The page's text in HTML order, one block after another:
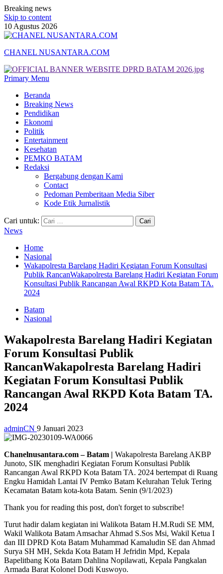
Breaking news
Skip to content
10 Agustus 2026
CHANEL NUSANTARA.COM
Primary Menu
Beranda
Breaking News
Pendidikan
Ekonomi
Politik
Entertainment
Kesehatan
PEMKO BATAM
Redaksi
Bergabung dengan Kami
Contact
Pedoman Pemberitaan Media Siber
Kode Etik Jurnalistik
Cari untuk:
News
Home
Nasional
Wakapolresta Barelang Hadiri Kegiatan Forum Konsultasi
Publik RancanWakapolresta Barelang Hadiri Kegiatan Forum
Konsultasi Publik Rancangan Awal RKPD Kota Batam TA.
2024
Batam
Nasional
Wakapolresta Barelang Hadiri Kegiatan
Forum Konsultasi Publik
RancanWakapolresta Barelang Hadiri
Kegiatan Forum Konsultasi Publik
Rancangan Awal RKPD Kota Batam TA.
2024
adminCN 9 Januari 2023
Chanelnusantara.com – Batam | Wakapolresta Barelang AKBP
Junoto, SIK menghadiri Kegiatan Forum Konsultasi Publik
Rancangan Awal RKPD Kota Batam TA. 2024 bertempat di Ruang
Engku Hamidah Lantai IV Pemko Batam Kelurahan Teluk Tering
Kecamatan Batam kota-kota Batam. Senin (9/1/2023)
Thank you for reading this post, don't forget to subscribe!
Turut hadir dalam kegiatan ini Walikota Batam H.M.Rudi SE MM,
Wakil Walikota Batam Amsachar Ahmad S.Sos Msi, Wakil Ketua I
dan III DPRD Kota Batam Muhammad Kamaludin SE dan Ahmad
Surya SH MH, Sekda Kota Batam H Jefridin Mpd, Kepala
Bapelitbang Kota Batam Dahlina Nopilawati, Kepala Pangkalan
Armada Barat Kolonel Dodi Kuswoyo.